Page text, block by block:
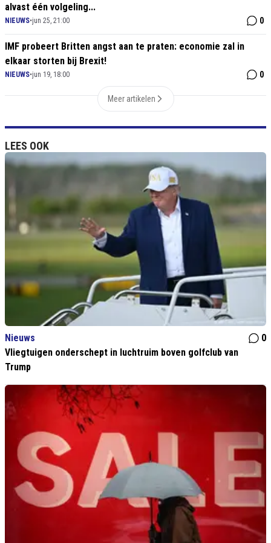
alvast één volgeling...
NIEUWS•jun 25, 21:00 0
IMF probeert Britten angst aan te praten: economie zal in
elkaar storten bij Brexit!
NIEUWS•jun 19, 18:00 0
Meer artikelen
LEES OOK
Nieuws
0
Vliegtuigen onderschept in luchtruim boven golfclub van
Trump